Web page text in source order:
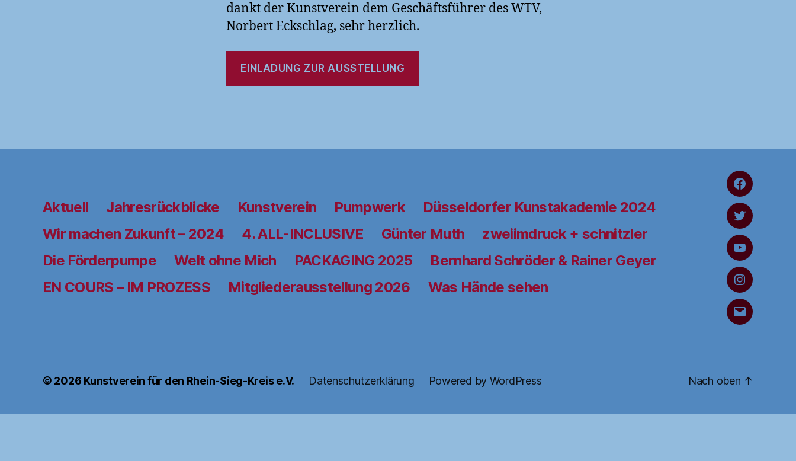
dankt der Kunstverein dem Geschäftsführer des WTV,
Norbert Eckschlag, sehr herzlich.
EINLADUNG ZUR AUSSTELLUNG
Aktuell Jahresrückblicke Kunstverein Pumpwerk
Düsseldorfer Kunstakademie 2024
Wir machen Zukunft – 2024
4. ALL-INCLUSIVE Günter Muth
zweiimdruck + schnitzler
Die Förderpumpe
Welt ohne Mich PACKAGING 2025
Bernhard Schröder & Rainer Geyer
EN COURS – IM PROZESS
Mitgliederausstellung 2026 Was Hände sehen
FaceBook
Twitter
YouTube
Instagram
Schreiben
uns
© 2026 Kunstverein für den Rhein-Sieg-Kreis e.V. Datenschutzerklärung Powered by WordPress Nach oben ↑